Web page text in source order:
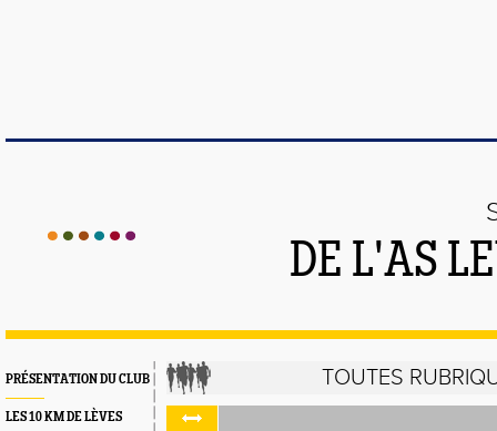
DE L'AS
PRÉSENTATION DU CLUB
LES 10 KM DE LÈVES
TOUTES